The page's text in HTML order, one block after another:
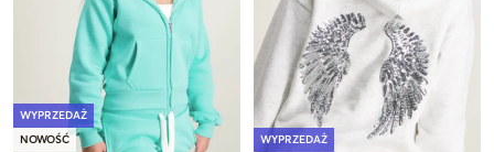
WYPRZEDAŻ
NOWOŚĆ WYPRZEDAŻ